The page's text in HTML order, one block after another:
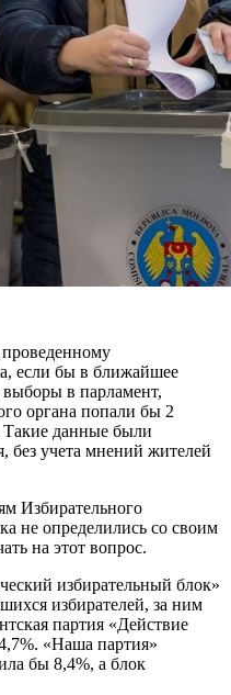
если бы в ближайшее
в парламент,
органа попали бы 2
данные были
без учета мнений жителей
Избирательного
не определились со своим
на этот вопрос.
избирательный блок»
избирателей, за ним
партия «Действие
«Наша партия»
бы 8,4%, а блок